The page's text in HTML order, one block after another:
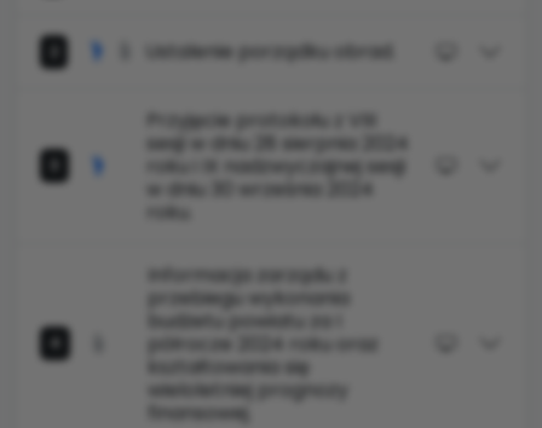
Ustalenie porządku obrad.
Przyjęcie protokołu z VIII
sesji w dniu 28 sierpnia 2024
roku i IX nadzwyczajnej sesji
w dniu 30 września 2024
roku.
Informacja zarządu z
przebiegu wykonania
budżetu powiatu za I
półrocze 2024 roku oraz
kształtowania się
wieloletniej prognozy
finansowej.